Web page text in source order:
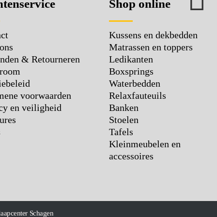
& Retourneren
voorwaarden
en veiligheid
Shop online
Kussens en dekbedden
Matrassen en toppers
Ledikanten
Boxsprings
Waterbedden
Relaxfauteuils
Banken
Stoelen
Tafels
Kleinmeubelen en
accessoires
Schagen